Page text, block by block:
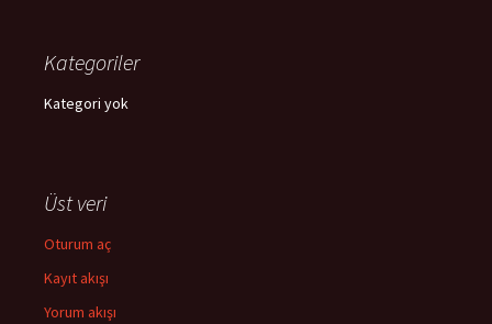
Kategoriler
Kategori yok
Üst veri
Oturum aç
Kayıt akışı
Yorum akışı